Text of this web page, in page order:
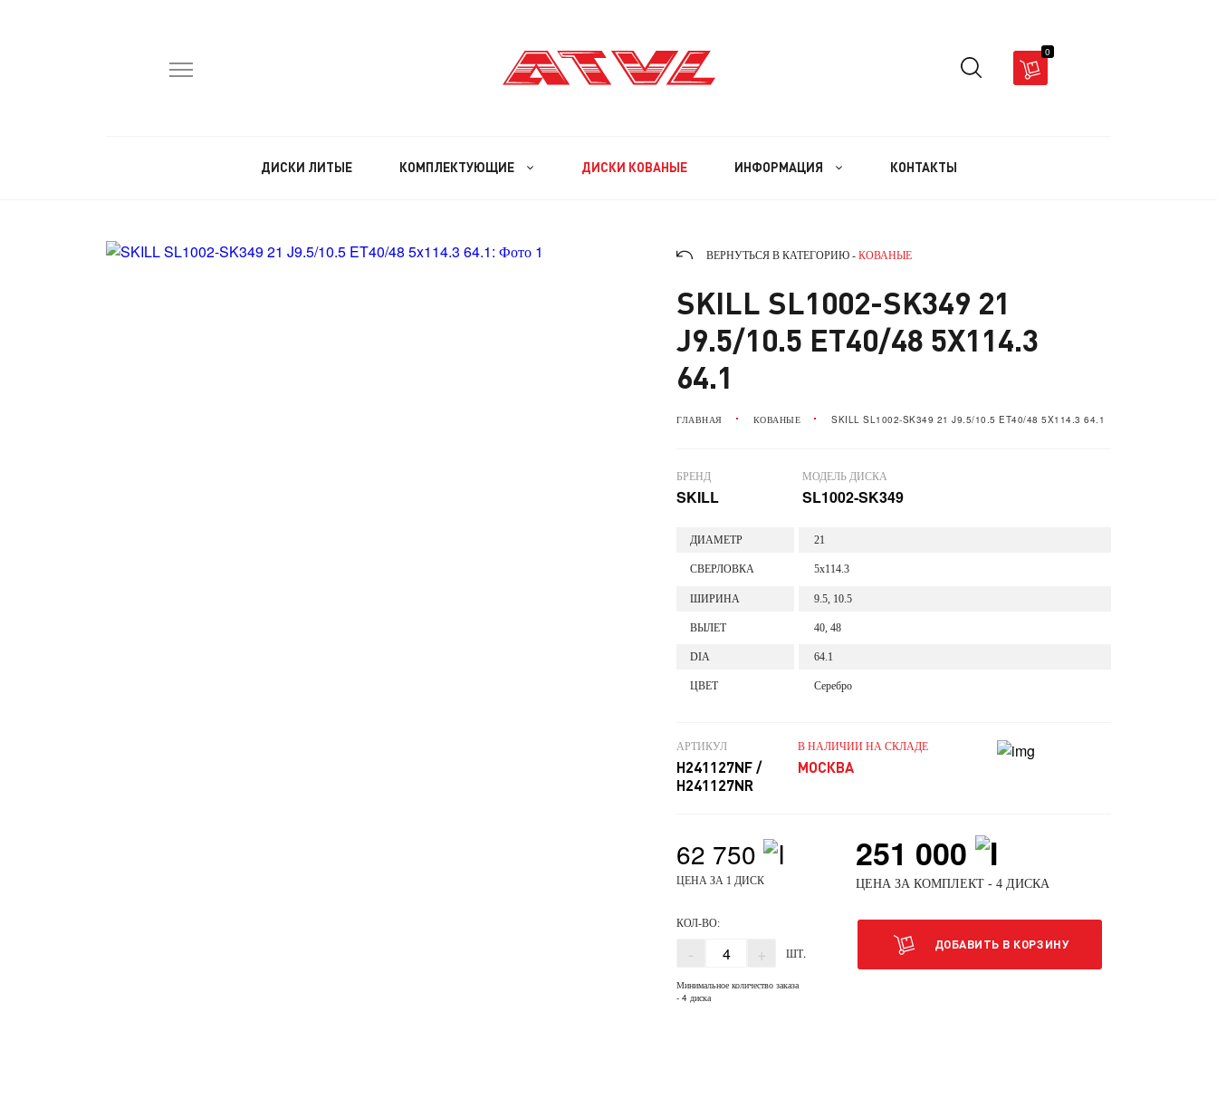
0
ДИСКИ ЛИТЫЕ КОМПЛЕКТУЮЩИЕ ДИСКИ КОВАНЫЕ ИНФОРМАЦИЯ КОНТАКТЫ
ВЕРНУТЬСЯ В КАТЕГОРИЮ - КОВАНЫЕ
SKILL SL1002-SK349 21
J9.5/10.5 ET40/48 5X114.3
64.1
ГЛАВНАЯ КОВАНЫЕ SKILL SL1002-SK349 21 J9.5/10.5 ET40/48 5X114.3 64.1
БРЕНД
SKILL
МОДЕЛЬ ДИСКА
SL1002-SK349
ДИАМЕТР 21
СВЕРЛОВКА 5x114.3
ШИРИНА 9.5, 10.5
ВЫЛЕТ 40, 48
DIA 64.1
ЦВЕТ Серебро
АРТИКУЛ
H241127NF /
H241127NR
В НАЛИЧИИ НА СКЛАДЕ
МОСКВА
62 750
ЦЕНА ЗА 1 ДИСК
251 000
ЦЕНА ЗА КОМПЛЕКТ - 4 ДИСКА
КОЛ-ВО:
- + ШТ.
Минимальное количество заказа
- 4 диска
ДОБАВИТЬ В КОРЗИНУ